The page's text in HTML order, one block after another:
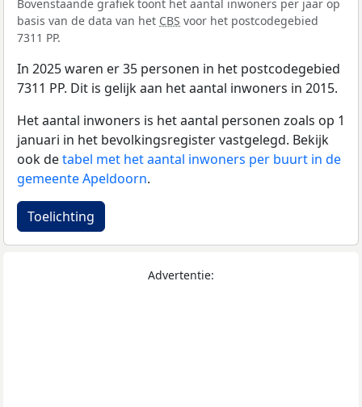
Bovenstaande grafiek toont het aantal inwoners per jaar op
basis van de data van het CBS voor het postcodegebied
7311 PP.
In 2025 waren er 35 personen in het postcodegebied
7311 PP. Dit is gelijk aan het aantal inwoners in 2015.
Het aantal inwoners is het aantal personen zoals op 1
januari in het bevolkingsregister vastgelegd. Bekijk
ook detabel met het aantal inwoners per buurt in de
gemeente Apeldoorn.
Toelichting
Advertentie: